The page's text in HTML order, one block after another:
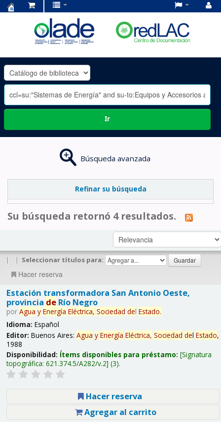
OLADE
-
Ir
Búsqueda avanzada
Refinar su búsqueda
Su búsqueda retornó 4 resultados.
| | Seleccionar títulos para:
Hacer reserva
Estación transformadora San Antonio Oeste,
provincia deRío Negro
por Agua y Energía Eléctrica, Sociedad del Estado.
Idioma: Español
Editor: Buenos Aires: Agua y Energía Eléctrica, Sociedad del Estado,
1988
Disponibilidad: Ítems disponibles para préstamo: Signatura
topográfica: 621.374.5/A282/v.2 (3).
Hacer reserva
Agregar al carrito